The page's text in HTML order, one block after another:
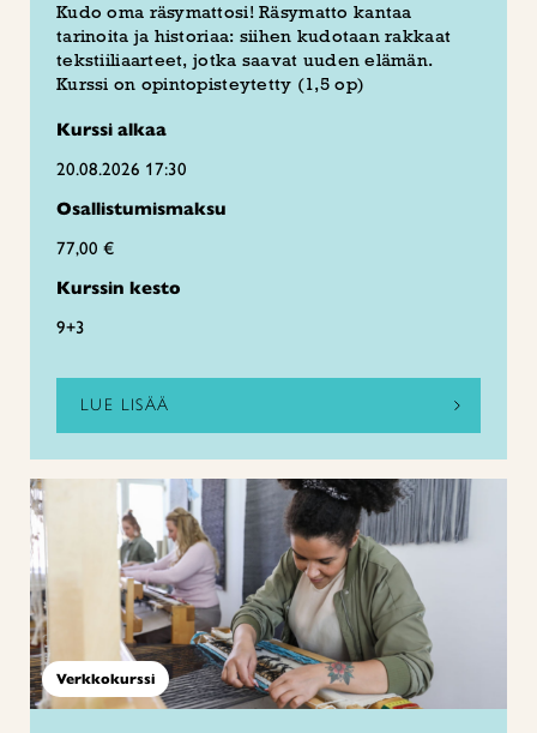
Kudo oma räsymattosi! Räsymatto kantaa
tarinoita ja historiaa: siihen kudotaan rakkaat
tekstiiliaarteet, jotka saavat uuden elämän.
Kurssi on opintopisteytetty (1,5 op)
Kurssi alkaa
20.08.2026 17:30
Osallistumismaksu
77,00 €
Kurssin kesto
9+3
LUE LISÄÄ
Verkkokurssi